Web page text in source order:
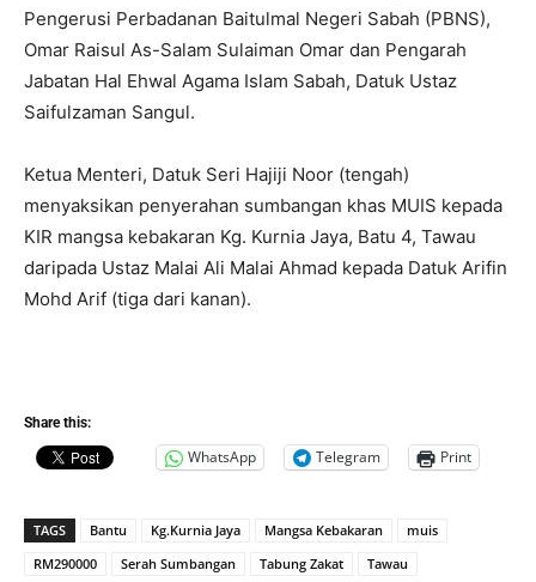
Pengerusi Perbadanan Baitulmal Negeri Sabah (PBNS),
Omar Raisul As-Salam Sulaiman Omar dan Pengarah
Jabatan Hal Ehwal Agama Islam Sabah, Datuk Ustaz
Saifulzaman Sangul.
Ketua Menteri, Datuk Seri Hajiji Noor (tengah)
menyaksikan penyerahan sumbangan khas MUIS kepada
KIR mangsa kebakaran Kg. Kurnia Jaya, Batu 4, Tawau
daripada Ustaz Malai Ali Malai Ahmad kepada Datuk Arifin
Mohd Arif (tiga dari kanan).
Share this:
WhatsApp Telegram Print
TAGS Bantu Kg.Kurnia Jaya Mangsa Kebakaran
muis
RM290000
Serah Sumbangan Tabung Zakat Tawau